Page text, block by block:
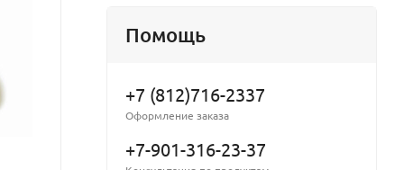
Помощь
+7 (812)716-2337
Оформление заказа
+7-901-316-23-37